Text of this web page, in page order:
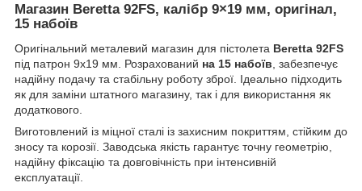
Магазин Beretta 92FS, калібр 9×19 мм, оригінал,
15 набоїв
Оригінальний металевий магазин для пістолета Beretta 92FS
під патрон 9х19 мм. Розрахований на 15 набоїв , забезпечує
надійну подачу та стабільну роботу зброї. Ідеально підходить
як для заміни штатного магазину, так і для використання як
додаткового.
Виготовлений із міцної сталі із захисним покриттям, стійким до
зносу та корозії. Заводська якість гарантує точну геометрію,
надійну фіксацію та довговічність при інтенсивній
експлуатації.